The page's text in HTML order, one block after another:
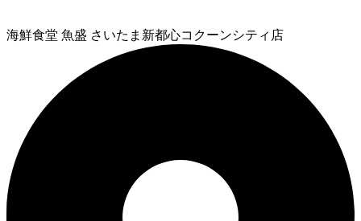
海鮮食堂 魚盛 さいたま新都心コクーンシティ店